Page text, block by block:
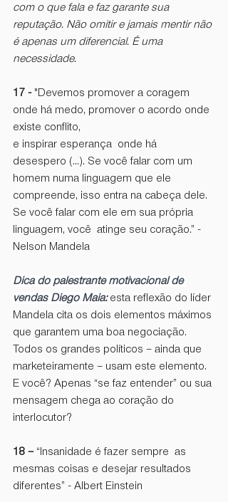
com o que fala e faz garante sua
reputação. Não omitir e jamais mentir não
é apenas um diferencial. É uma
necessidade.
17 - "Devemos promover a coragem
onde há medo, promover o acordo onde
existe conflito,
e inspirar esperança  onde há
desespero (...). Se você falar com um
homem numa linguagem que ele
compreende, isso entra na cabeça dele.
Se você falar com ele em sua própria
linguagem, você  atinge seu coração.” -
Nelson Mandela
Dica do palestrante motivacional de
vendas Diego Maia: esta reflexão do líder
Mandela cita os dois elementos máximos
que garantem uma boa negociação.
Todos os grandes políticos – ainda que
marketeiramente – usam este elemento.
E você? Apenas “se faz entender” ou sua
mensagem chega ao coração do
interlocutor?
18 – “Insanidade é fazer sempre  as
mesmas coisas e desejar resultados
diferentes” - Albert Einstein